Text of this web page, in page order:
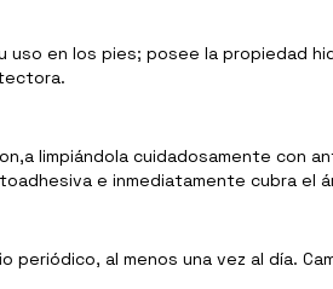
uso en los pies; posee la propiedad
limpiándola cuidadosamente con
e inmediatamente cubra el
al menos una vez al día.